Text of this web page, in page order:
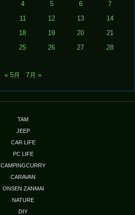
4 5 6 7
11 12 13 14
18 19 20 21
25 26 27 28
« 5月
7月 »
TAM
JEEP
CAR LIFE
PC LIFE
CAMPINGCURRY
CARAVAN
ONSEN ZANMAI
NATURE
DIY